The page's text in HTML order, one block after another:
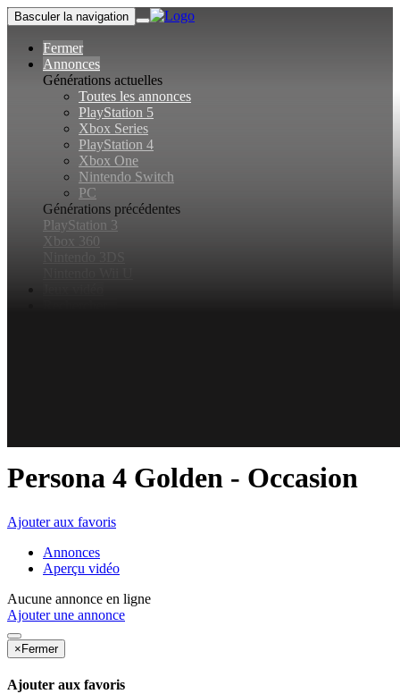
Basculer la navigation
Fermer
Annonces
Générations actuelles
Toutes les annonces
PlayStation 5
Xbox Series
PlayStation 4
Xbox One
Nintendo Switch
PC
Générations précédentes
PlayStation 3
Xbox 360
Persona 4 Golden - Occasion
Ajouter aux favoris
Annonces
Aperçu vidéo
Aucune annonce en ligne
Ajouter une annonce
× Fermer
Ajouter aux favoris